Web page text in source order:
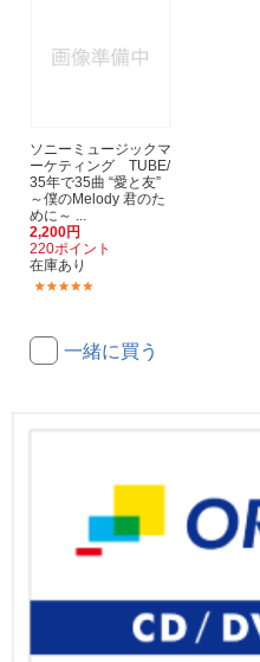
ソニーミュージックマ
ーケティング TUBE/
35年で35曲 “愛と友”
～僕のMelody 君のた
めに～ ...
2,200円
220ポイント
在庫あり
一緒に買う